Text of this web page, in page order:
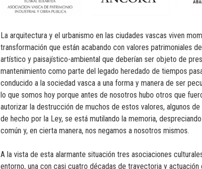
La arquitectura y el urbanismo en las ciudades vascas viven
transformación que están acabando con valores patrimoniales
artístico y paisajístico-ambiental que deberían ser objeto de
mantenimiento como parte del legado heredado de tiempos
conducido a la sociedad vasca a una forma y manera de ser
lo que somos hoy porque antes de nosotros hubo otros que
autorizar la destrucción de muchos de estos valores, algunos
de hecho por la Ley, se está mutilando la memoria,
común y, en cierta manera, nos negamos a nosotros mismos.
A la vista de esta alarmante situación tres asociaciones
entorno, una con casi cuatro décadas de trayectoria y actuación